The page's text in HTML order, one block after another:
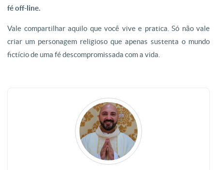
fé off-line.
Vale compartilhar aquilo que você vive e pratica. Só não vale
criar um personagem religioso que apenas sustenta o mundo
fictício de uma fé descompromissada com a vida.